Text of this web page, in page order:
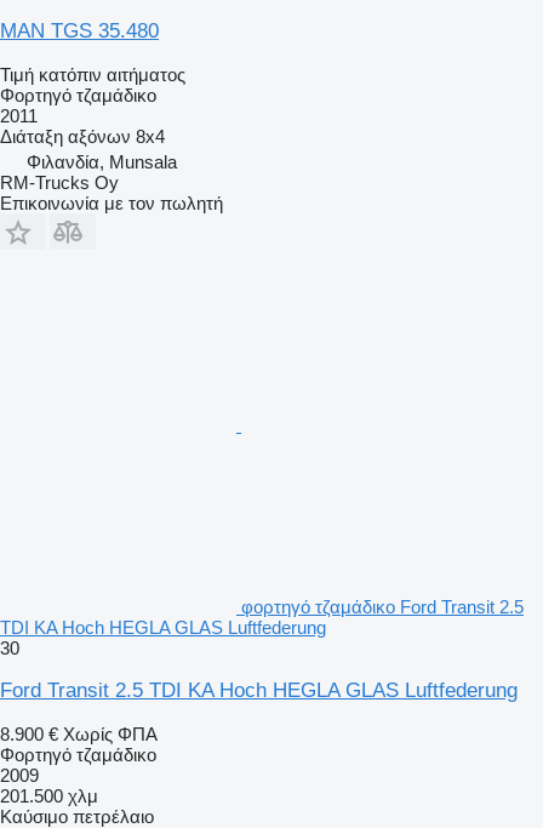
MAN TGS 35.480
Τιμή κατόπιν αιτήματος
Φορτηγό τζαμάδικο
2011
Διάταξη αξόνων 8x4
Φιλανδία, Munsala
RM-Trucks Oy
Επικοινωνία με τον πωλητή
φορτηγό τζαμάδικο Ford Transit 2.5
TDI KA Hoch HEGLA GLAS Luftfederung
30
Ford Transit 2.5 TDI KA Hoch HEGLA GLAS Luftfederung
8.900 € Χωρίς ΦΠΑ
Φορτηγό τζαμάδικο
2009
201.500 χλμ
Καύσιμο πετρέλαιο